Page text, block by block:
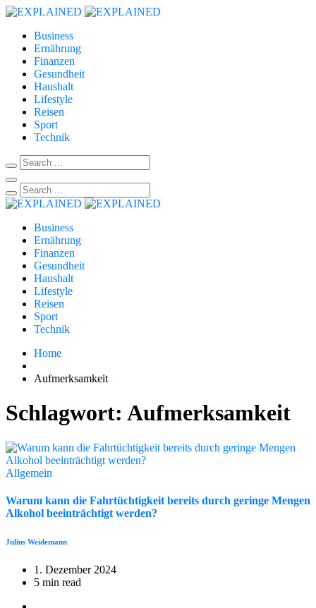
Business
Ernährung
Finanzen
Gesundheit
Haushalt
Lifestyle
Reisen
Sport
Technik
Business
Ernährung
Finanzen
Gesundheit
Haushalt
Lifestyle
Reisen
Sport
Technik
Home
Aufmerksamkeit
Schlagwort: Aufmerksamkeit
Allgemein
Warum kann die Fahrtüchtigkeit bereits durch geringe Mengen
Alkohol beeinträchtigt werden?
Julius Weidemann
1. Dezember 2024
5 min read